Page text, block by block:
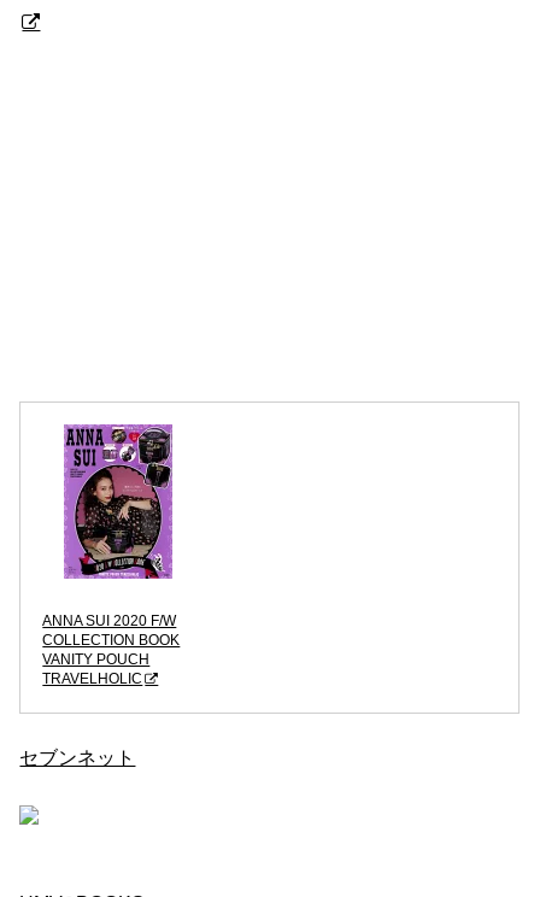
ANNA SUI 2020 F/W
COLLECTION BOOK
VANITY POUCH
TRAVELHOLIC
セブンネット